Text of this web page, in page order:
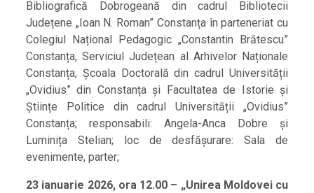
Bibliografică Dobrogeană din cadrul Bibliotecii
Județene „Ioan N. Roman” Constanța în parteneriat cu
Colegiul Național Pedagogic „Constantin Brătescu”
Constanța, Serviciul Județean al Arhivelor Naționale
Constanța, Școala Doctorală din cadrul Universității
„Ovidius” din Constanța și Facultatea de Istorie și
Științe Politice din cadrul Universității „Ovidius”
Constanța; responsabili: Angela-Anca Dobre și
Luminița Stelian; loc de desfășurare: Sala de
evenimente, parter;
23 ianuarie 2026, ora 12.00 – „Unirea Moldovei cu